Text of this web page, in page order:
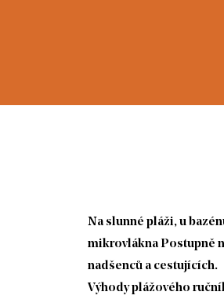
Na slunné pláži, u
mikrovlákna Postupně
nadšenců a cestujících.
Výhody plážového